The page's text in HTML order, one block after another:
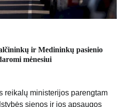
ir Medininkų pasienio
mėnesiui
reikalų ministerijos parengtam
sienos ir jos apsaugos